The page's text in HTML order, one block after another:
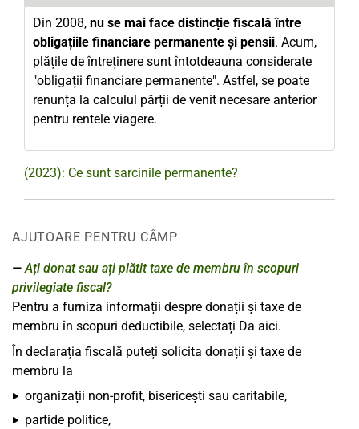
Din 2008, nu se mai face distincție fiscală între
obligațiile financiare permanente și pensii. Acum,
plățile de întreținere sunt întotdeauna considerate
"obligații financiare permanente". Astfel, se poate
renunța la calculul părții de venit necesare anterior
pentru rentele viagere.
(2023): Ce sunt sarcinile permanente?
AJUTOARE PENTRU CÂMP
Ați donat sau ați plătit taxe de membru în scopuri
privilegiate fiscal?
Pentru a furniza informații despre donații și taxe de
membru în scopuri deductibile, selectați Da aici.
În declarația fiscală puteți solicita donații și taxe de
membru la
organizații non-profit, bisericești sau caritabile,
partide politice,